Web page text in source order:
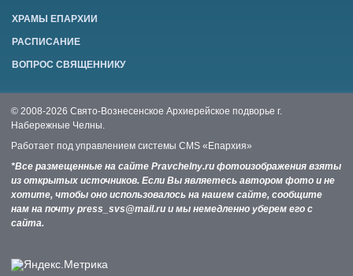
ХРАМЫ ЕПАРХИИ
РАСПИСАНИЕ
ВОПРОС СВЯЩЕННИКУ
© 2008-2026 Свято-Вознесенское Архиерейское подворье г.
Набережные Челны.
Работает под управлением системы CMS «Епархия»
*Все размещенные на сайте Pravchelny.ru фотоизображения взяты
из открытых источников. Если Вы являетесь автором фото и не
хотите, чтобы оно использовалось на нашем сайте, сообщите
нам на почту press_svs@mail.ru и мы немедленно уберем его с
сайта.